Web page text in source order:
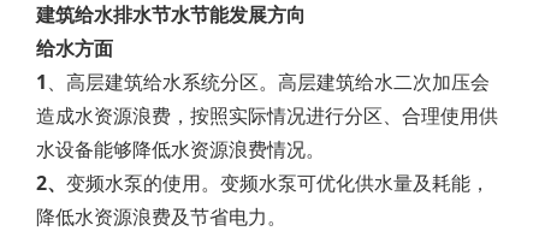
建筑给水排水节水节能发展方向
给水方面
1、高层建筑给水系统分区。高层建筑给水二次加压会
造成水资源浪费，按照实际情况进行分区、合理使用供
水设备能够降低水资源浪费情况。
2、 变频水泵的使用。变频水泵可优化供水量及耗能，
降低水资源浪费及节省电力。